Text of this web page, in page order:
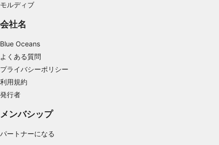
モルディブ
会社名
Blue Oceans
よくある質問
プライバシーポリシー
利用規約
発行者
メンバシップ
パートナーになる
パーソナライズ広告の選択のためにプロファイ
ァイルを作成する
パーソナライズコンテンツの選択のためにプロ
ファイルを利用する
広告のパフォーマンスを測定する
コンテンツのパフォーマンスを測定する
統計情報または様々な情報源からのデータを組
み合わせてユーザー層を理解する